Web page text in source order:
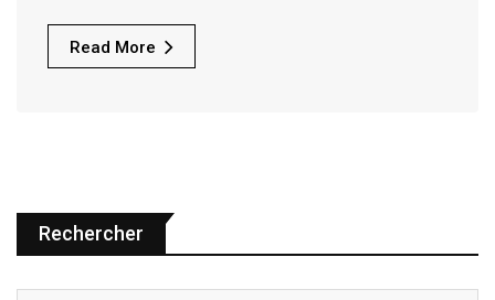
Read More
Rechercher